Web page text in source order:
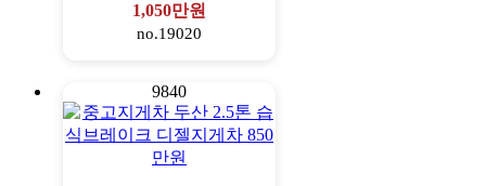
1,050만원
no.19020
9840